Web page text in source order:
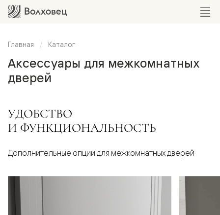
Главная Каталог
Аксессуары для межкомнатных
дверей
УДОБСТВО
И ФУНКЦИОНАЛЬНОСТЬ
Дополнительные опции для межкомнатных дверей